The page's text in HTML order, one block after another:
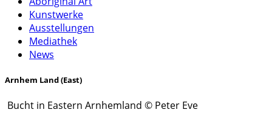
Kunstwerke
Ausstellungen
Mediathek
News
Arnhem Land (East)
Bucht in Eastern Arnhemland © Peter Eve